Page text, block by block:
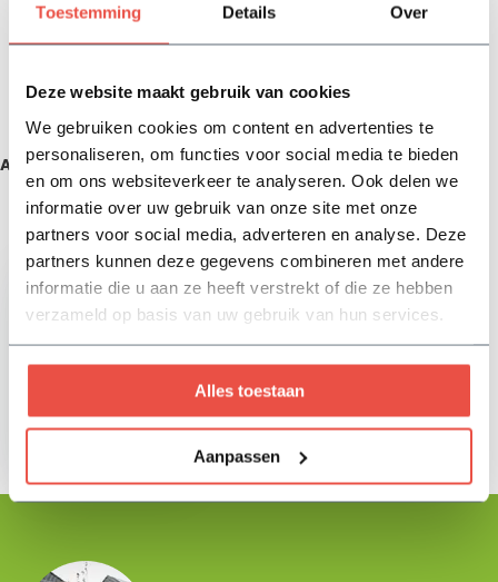
Toestemming Details Over
Deze website maakt gebruik van cookies
We gebruiken cookies om content en advertenties te
personaliseren, om functies voor social media te bieden
en om ons websiteverkeer te analyseren. Ook delen we
informatie over uw gebruik van onze site met onze
partners voor social media, adverteren en analyse. Deze
partners kunnen deze gegevens combineren met andere
informatie die u aan ze heeft verstrekt of die ze hebben
verzameld op basis van uw gebruik van hun services.
Alles toestaan
Aanpassen
Reviews
Aanbevolen producten
Zojuist bekeken
Kilimanjaro